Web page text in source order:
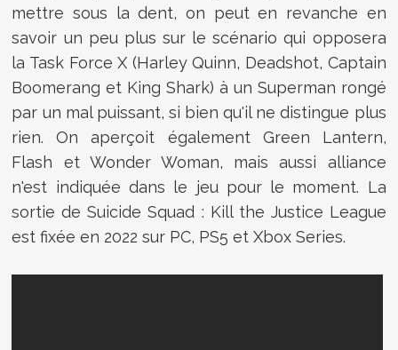
mettre sous la dent, on peut en revanche en
savoir un peu plus sur le scénario qui opposera
la Task Force X (Harley Quinn, Deadshot, Captain
Boomerang et King Shark) à un Superman rongé
par un mal puissant, si bien qu'il ne distingue plus
rien. On aperçoit également Green Lantern,
Flash et Wonder Woman, mais aussi alliance
n'est indiquée dans le jeu pour le moment. La
sortie de Suicide Squad : Kill the Justice League
est fixée en 2022 sur PC, PS5 et Xbox Series.